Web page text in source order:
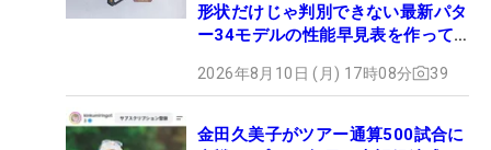
形状だけじゃ判別できない最新パタ
ー34モデルの性能早見表を作って
2026年8月10日 (月) 17時08分 39
金田久美子がツアー通算500試合に